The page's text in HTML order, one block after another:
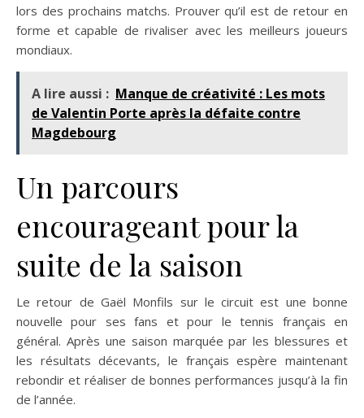
lors des prochains matchs. Prouver qu’il est de retour en
forme et capable de rivaliser avec les meilleurs joueurs
mondiaux.
A lire aussi : Manque de créativité : Les mots
de Valentin Porte après la défaite contre
Magdebourg
Un parcours
encourageant pour la
suite de la saison
Le retour de Gaël Monfils sur le circuit est une bonne
nouvelle pour ses fans et pour le tennis français en
général. Après une saison marquée par les blessures et
les résultats décevants, le français espère maintenant
rebondir et réaliser de bonnes performances jusqu’à la fin
de l’année.